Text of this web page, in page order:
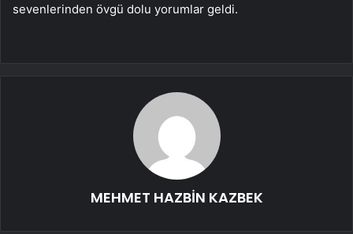
sevenlerinden övgü dolu yorumlar geldi.
MEHMET HAZBİN KAZBEK